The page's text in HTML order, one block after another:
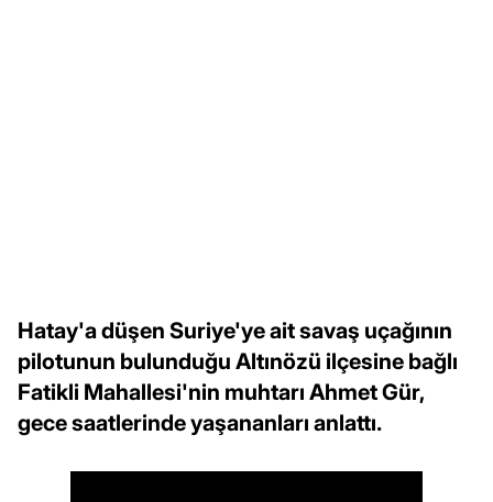
Hatay'a düşen Suriye'ye ait savaş uçağının
pilotunun bulunduğu Altınözü ilçesine bağlı
Fatikli Mahallesi'nin muhtarı Ahmet Gür,
gece saatlerinde yaşananları anlattı.